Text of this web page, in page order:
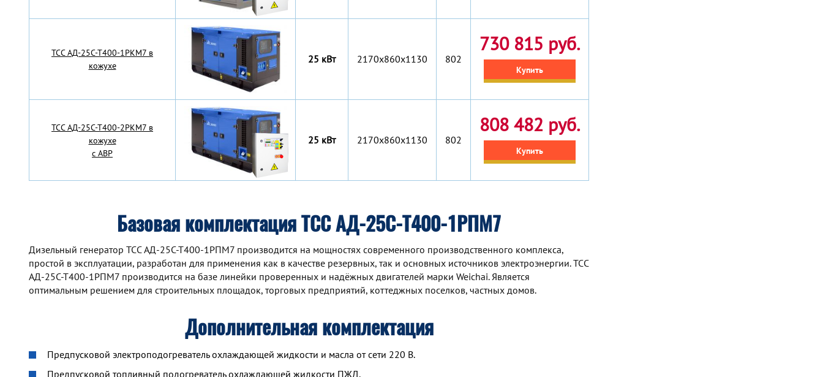
TCC АД-25С-Т400-1РКМ7 в
кожухе
25 кВт 2170x860x1130 802
730 815 руб.
Купить
TCC АД-25С-Т400-2РКМ7 в
кожухе
с АВР
25 кВт 2170x860x1130 802
808 482 руб.
Купить
Базовая комплектация ТСС АД-25С-Т400-1РПМ7
Дизельный генератор TCC АД-25С-Т400-1РПМ7 производится на мощностях современного производственного комплекса,
простой в эксплуатации, разработан для применения как в качестве резервных, так и основных источников электроэнергии. TCC
АД-25С-Т400-1РПМ7 производится на базе линейки проверенных и надёжных двигателей марки Weichai. Является
оптимальным решением для строительных площадок, торговых предприятий, коттеджных поселков, частных домов.
Дополнительная комплектация
Предпусковой электроподогреватель охлаждающей жидкости и масла от сети 220 В.
Предпусковой топливный подогреватель охлаждающей жидкости ПЖД.